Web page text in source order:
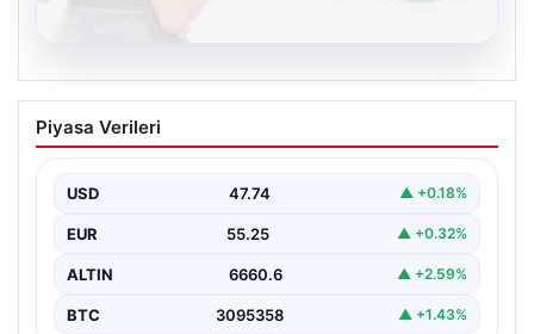
Kelebek chat adresi İle Çevrim içi
İletişimin Seviyeli Adresi Ve Muhabbet
İnternet çağında bireylerin seviyeli bir şekilde bağlantı
Piyasa Verileri
USD 47.74 ▲ +0.18%
EUR 55.25 ▲ +0.32%
ALTIN 6660.6 ▲ +2.59%
BTC 3095358 ▲ +1.43%